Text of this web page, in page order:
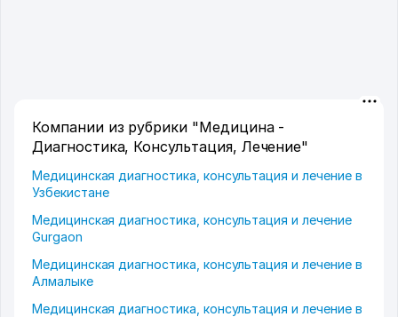
Компании из рубрики "Медицина -
Диагностика, Консультация, Лечение"
Медицинская диагностика, консультация и лечение в
Узбекистане
Медицинская диагностика, консультация и лечение
Gurgaon
Медицинская диагностика, консультация и лечение в
Алмалыке
Медицинская диагностика, консультация и лечение в